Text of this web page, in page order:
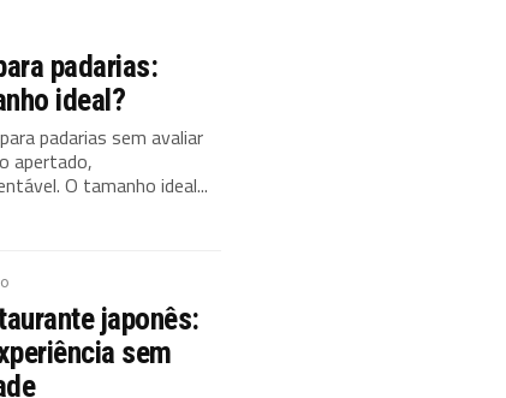
padarias:
ideal?
padarias sem avaliar
apertado,
O tamanho ideal...
japonês:
sem